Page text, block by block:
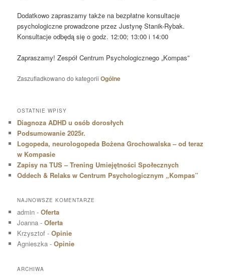
Dodatkowo zapraszamy także na bezpłatne konsultacje
psychologiczne prowadzone przez Justynę Stanik-Rybak.
Konsultacje odbędą się o godz. 12:00; 13:00 i 14:00
Zapraszamy! Zespół Centrum Psychologicznego „Kompas”
Zaszufladkowano do kategorii Ogólne
OSTATNIE WPISY
Diagnoza ADHD u osób dorosłych
Podsumowanie 2025r.
Logopeda, neurologopeda Bożena Grochowalska – od teraz
w Kompasie
Zapisy na TUS – Trening Umiejętności Społecznych
Oddech & Relaks w Centrum Psychologicznym „Kompas”
NAJNOWSZE KOMENTARZE
admin -Oferta
Joanna -Oferta
Krzysztof -Opinie
Agnieszka -Opinie
ARCHIWA